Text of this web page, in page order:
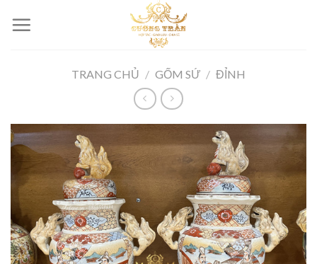
TRANG CHỦ / GỐM SỨ / ĐỈNH